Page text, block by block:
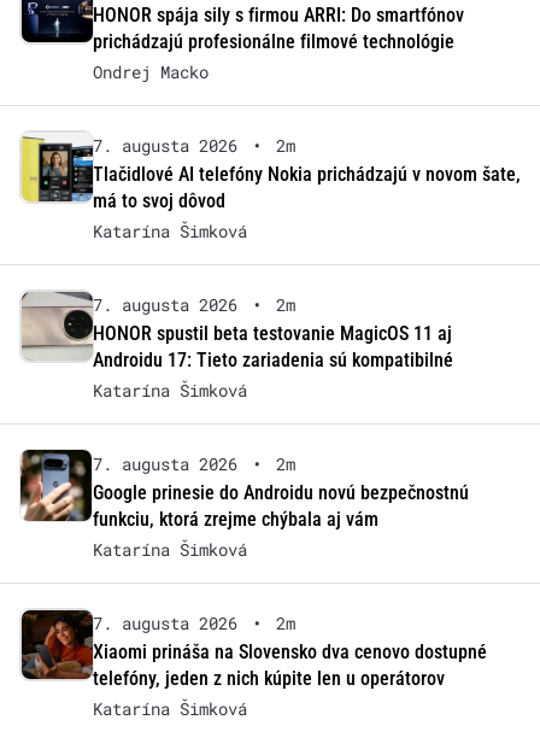
HONOR spája sily s firmou ARRI: Do smartfónov
prichádzajú profesionálne filmové technológie
Ondrej Macko
7. augusta 2026 •
2m
Tlačidlové AI telefóny Nokia prichádzajú v novom šate,
má to svoj dôvod
Katarína Šimková
7. augusta 2026 •
2m
HONOR spustil beta testovanie MagicOS 11 aj
Androidu 17: Tieto zariadenia sú kompatibilné
Katarína Šimková
7. augusta 2026 •
2m
Google prinesie do Androidu novú bezpečnostnú
funkciu, ktorá zrejme chýbala aj vám
Katarína Šimková
7. augusta 2026 •
2m
Xiaomi prináša na Slovensko dva cenovo dostupné
telefóny, jeden z nich kúpite len u operátorov
Katarína Šimková